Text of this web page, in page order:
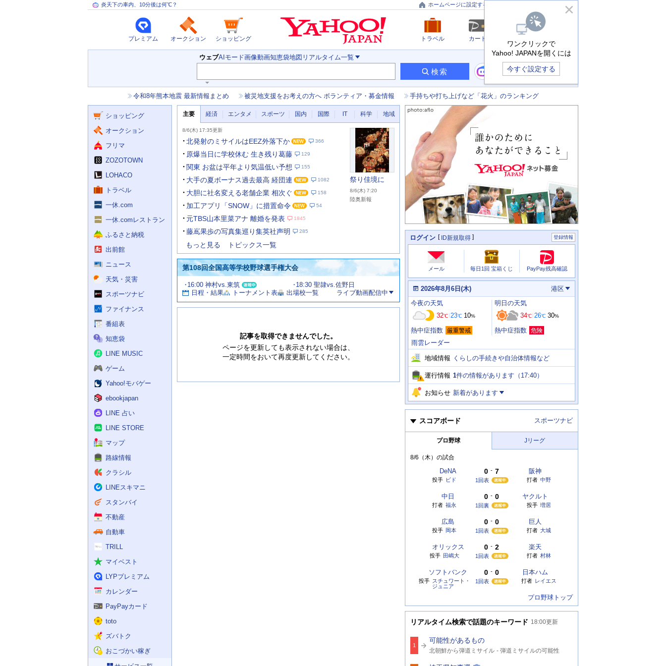
ワンクリックで
Yahoo! JAPANを開くには
今すぐ設定する
炎天下の車内、10分後は何℃？ ホームページに設定する
トラベル カード
プレミアム オークション ショッピング
検
索
ウェブAIモード画像動画知恵袋地図 リアルタイム一覧
検索
ワ
ー
力
補
助
を
開
く
せ
令和8年熊本地震 最新情報まとめ 被災地支援をお考えの方へ ボランティア・募金情報 手持ちや打ち上げなど「花火」のランキング
ビ
ショッピング
オークション
フリマ
ZOZOTOWN
LOHACO
トラベル
一休.com
一休.comレストラン
ふるさと納税
出前館
ニュース
天気・災害
スポーツナビ
ファイナンス
番組表
知恵袋
LINE MUSIC
ゲーム
Yahoo!モバゲー
ebookjapan
LINE 占い
LINE STORE
マップ
路線情報
クラシル
LINEスキマニ
スタンバイ
不動産
自動車
TRILL
マイベスト
LYPプレミアム
カレンダー
PayPayカード
toto
ズバトク
おこづかい稼ぎ
ュ
ス
主要 経済 エンタメ スポーツ 国内 国際 IT 科学 地域
要
ニ
ー
8/6(木) 17:35更新
北発射のミサイルはEEZ外落下か 366
原爆当日に学校休む 生き残り葛藤 129
関東 お盆は平年より気温低い予想 155
大手の夏ボーナス過去最高 経団連 1082
大胆に社名変える老舗企業 相次ぐ 158
加工アプリ「SNOW」に措置命令 54
元TBS山本里菜アナ 離婚を発表 1845
藤嶌果歩の写真集巡り集英社声明 285
祭り佳境に
8/6(木) 7:20
陸奥新報
もっと見る トピックス一覧
第108回全国高等学校野球選手権大会
試
合
情
16:00 神村vs.東筑
18:30 聖隷vs.佐野日
日程・結果
トーナメント表 出場校一覧 ライブ動画配信中
お
す
す
記事を取得できませんでした。
ページを更新しても表示されない場合は、
一定時間をおいて再度更新してください。
個
人
情
報
ログイン ID新規取得 登録情報
あ
た
の
ス
ス
メール 毎日1回 宝箱くじ PayPay残高確認
本
日
の
天
気
運
情
報
2026年8月6日(木) 港区
今
日
明
日
の
天
気
今夜の天気
32℃ 23℃ 10%
熱中症指数 厳重警戒
明日 の天気
34℃ 26℃ 30%
熱中症指数 危険
雨雲レーダー
地域情報 くらしの手続きや自治体情報など
運行情報 1件の情報があります（ 17:40）
お知らせ 新着があります
スコアボード スポーツナビ
プロ野球 Jリーグ
8/6（木） の試合
DeNA 阪神
1回表
0 - 7
投手 ビド 打者 中野
中日 ヤクルト
1回裏
0 - 0
打者 福永 投手 増居
広島 巨人
1回表
0 - 0
投手 岡本 打者 大城
オリックス 楽天
1回表
0 - 2
投手 田嶋大 打者 村林
ソフトバンク 日本ハム
1回表
0 - 0
投手 スチュワート・
ジュニア
打者 レイエス
プロ野球トップ
リアルタイム検索で話題のキーワード 18:00更新
1
可能性があるもの
関
連
北朝鮮から弾道ミサイル
弾道ミサイルの可能性